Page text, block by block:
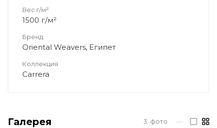
Вес г/м²
1500 г/м²
Бренд
Oriental Weavers, Египет
Коллекция
Carrera
Галерея 3 фото —